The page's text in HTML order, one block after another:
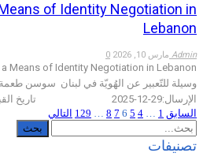
of Identity Negotiation in
Lebanon
Admin مارس 10, 2026 0
الإرسال:29-12-2025 تاريخ القبول:8-1-2026 الملخص…
السابق 1
…
4
5
6
7
8
…
129 التالي
تصنيفات